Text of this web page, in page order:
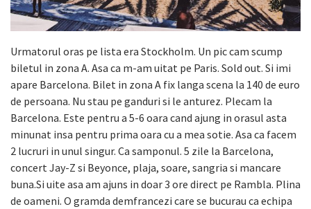
Urmatorul oras pe lista era Stockholm. Un pic cam scump
biletul in zona A. Asa ca m-am uitat pe Paris. Sold out. Si imi
apare Barcelona. Bilet in zona A fix langa scena la 140 de euro
de persoana. Nu stau pe ganduri si le anturez. Plecam la
Barcelona. Este pentru a 5-6 oara cand ajung in orasul asta
minunat insa pentru prima oara cu a mea sotie. Asa ca facem
2 lucruri in unul singur. Ca samponul. 5 zile la Barcelona,
concert Jay-Z si Beyonce, plaja, soare, sangria si mancare
buna.Si uite asa am ajuns in doar 3 ore direct pe Rambla. Plina
de oameni. O gramda demfrancezi care se bucurau ca echipa